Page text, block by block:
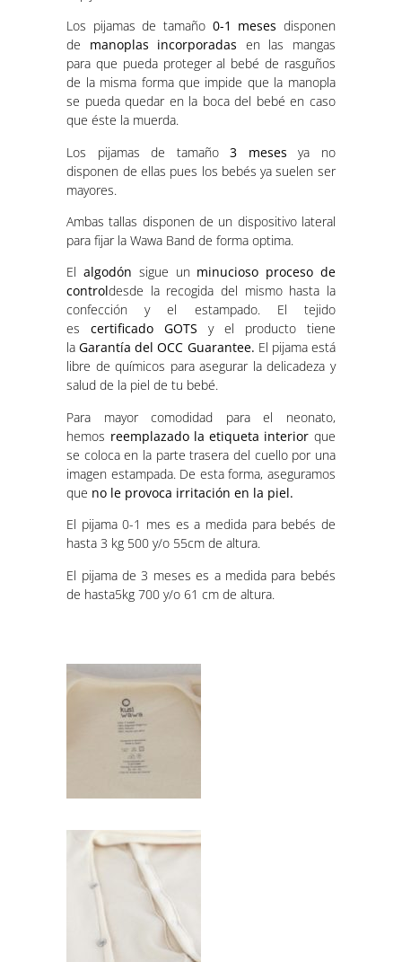
Los pijamas de tamaño 0-1 meses disponen
de manoplas incorporadas en las mangas
para que pueda proteger al bebé de rasguños
de la misma forma que impide que la manopla
se pueda quedar en la boca del bebé en caso
que éste la muerda.
Los pijamas de tamaño3 meses ya no
disponen de ellas pues los bebés ya suelen ser
mayores.
Ambas tallas disponen de un dispositivo lateral
para fijar la Wawa Band de forma optima.
El algodón sigue un minucioso proceso de
controldesde la recogida del mismo hasta la
confección y el estampado. El tejido
escertificado GOTS y el producto tiene
laGarantía del OCC Guarantee. El pijama está
libre de químicos para asegurar la delicadeza y
salud de la piel de tu bebé.
Para mayor comodidad para el neonato,
hemos reemplazado la etiqueta interior que
se coloca en la parte trasera del cuello por una
imagen estampada. De esta forma, aseguramos
que no le provoca irritación en la piel.
El pijama 0-1 mes es a medida para bebés de
hasta 3 kg 500 y/o 55cm de altura.
El pijama de 3 meses es a medida para bebés
de hasta5kg 700 y/o 61 cm de altura.